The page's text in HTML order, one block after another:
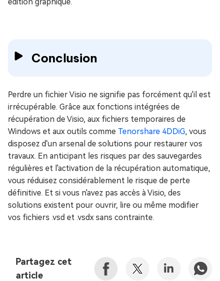
édition graphique.
Conclusion
Perdre un fichier Visio ne signifie pas forcément qu'il est
irrécupérable. Grâce aux fonctions intégrées de
récupération de Visio, aux fichiers temporaires de
Windows et aux outils comme Tenorshare 4DDiG, vous
disposez d'un arsenal de solutions pour restaurer vos
travaux. En anticipant les risques par des sauvegardes
régulières et l'activation de la récupération automatique,
vous réduisez considérablement le risque de perte
définitive. Et si vous n'avez pas accès à Visio, des
solutions existent pour ouvrir, lire ou même modifier
vos fichiers .vsd et .vsdx sans contrainte.
Partagez cet
article